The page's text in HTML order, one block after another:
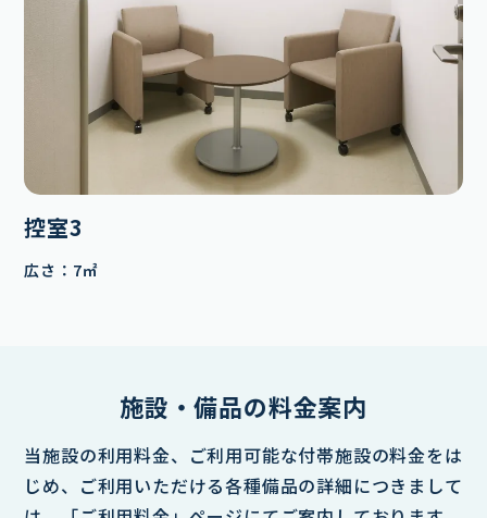
控室3
広さ：7㎡
施設・備品の料金案内
当施設の利用料金、ご利用可能な付帯施設の料金をは
じめ、ご利用いただける各種備品の詳細につきまして